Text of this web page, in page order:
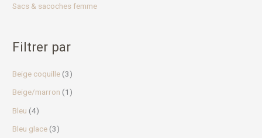
Sacs & sacoches femme
Filtrer par
Beige coquille (3)
Beige/marron (1)
Bleu (4)
Bleu glace (3)